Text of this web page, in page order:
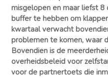
misgelopen en maar liefst
buffer te hebben om
kwartaal verwacht
problemen te komen, waar
Bovendien is de
overheidsbeleid voor
voor de partnertoets die